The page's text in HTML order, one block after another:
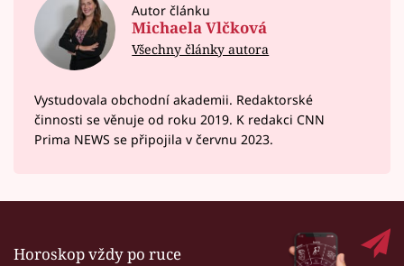
Autor článku
Michaela Vlčková
Všechny články autora
Vystudovala obchodní akademii. Redaktorské
činnosti se věnuje od roku 2019. K redakci CNN
Prima NEWS se připojila v červnu 2023.
Horoskop vždy po ruce